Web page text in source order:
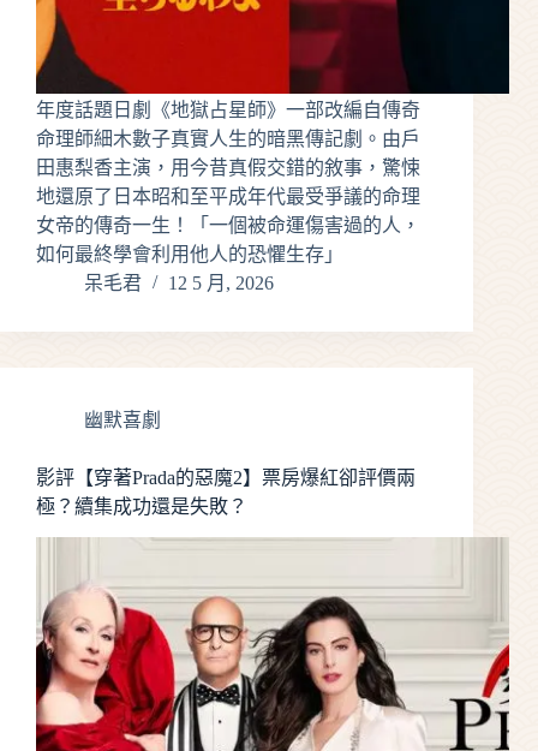
年度話題日劇《地獄占星師》一部改編自傳奇
命理師細木數子真實人生的暗黑傳記劇。由戶
田惠梨香主演，用今昔真假交錯的敘事，驚悚
地還原了日本昭和至平成年代最受爭議的命理
女帝的傳奇一生！「一個被命運傷害過的人，
如何最終學會利用他人的恐懼生存」
呆毛君
12 5 月, 2026
幽默喜劇
影評【穿著Prada的惡魔2】票房爆紅卻評價兩
極？續集成功還是失敗？